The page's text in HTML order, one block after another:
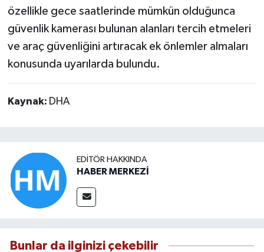
özellikle gece saatlerinde mümkün olduğunca
güvenlik kamerası bulunan alanları tercih etmeleri
ve araç güvenliğini artıracak ek önlemler almaları
konusunda uyarılarda bulundu.
Kaynak: DHA
EDITÖR HAKKINDA
HABER MERKEZİ
Bunlar da ilginizi çekebilir